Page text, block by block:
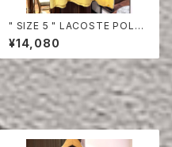
" SIZE 5 " LACOSTE POLO
SHIRT YELLOW
¥14,080